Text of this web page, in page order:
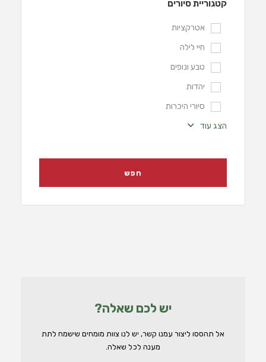
קטגוריית סיורים
אטרקציות
חיי לילה
טבע ונופים
יהדות
סיורי היכרות
הצג עוד
יש לכם שאלה?
אל תהססו ליצור עמנו קשר, יש לנו צוות מומחים שישמח לתת
מענה לכל שאלה.